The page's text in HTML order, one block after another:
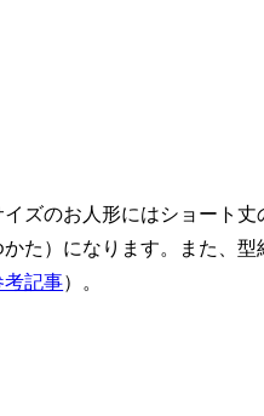
ズのお人形にはショート
た）になります。また、
考記事）。